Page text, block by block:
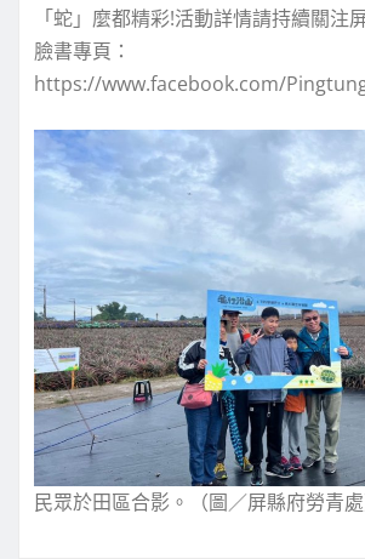
「蛇」麼都精彩!活動詳情請持續關注
臉書專頁：
https://www.facebook.com/
民眾於田區合影。（圖／屏縣府勞青處